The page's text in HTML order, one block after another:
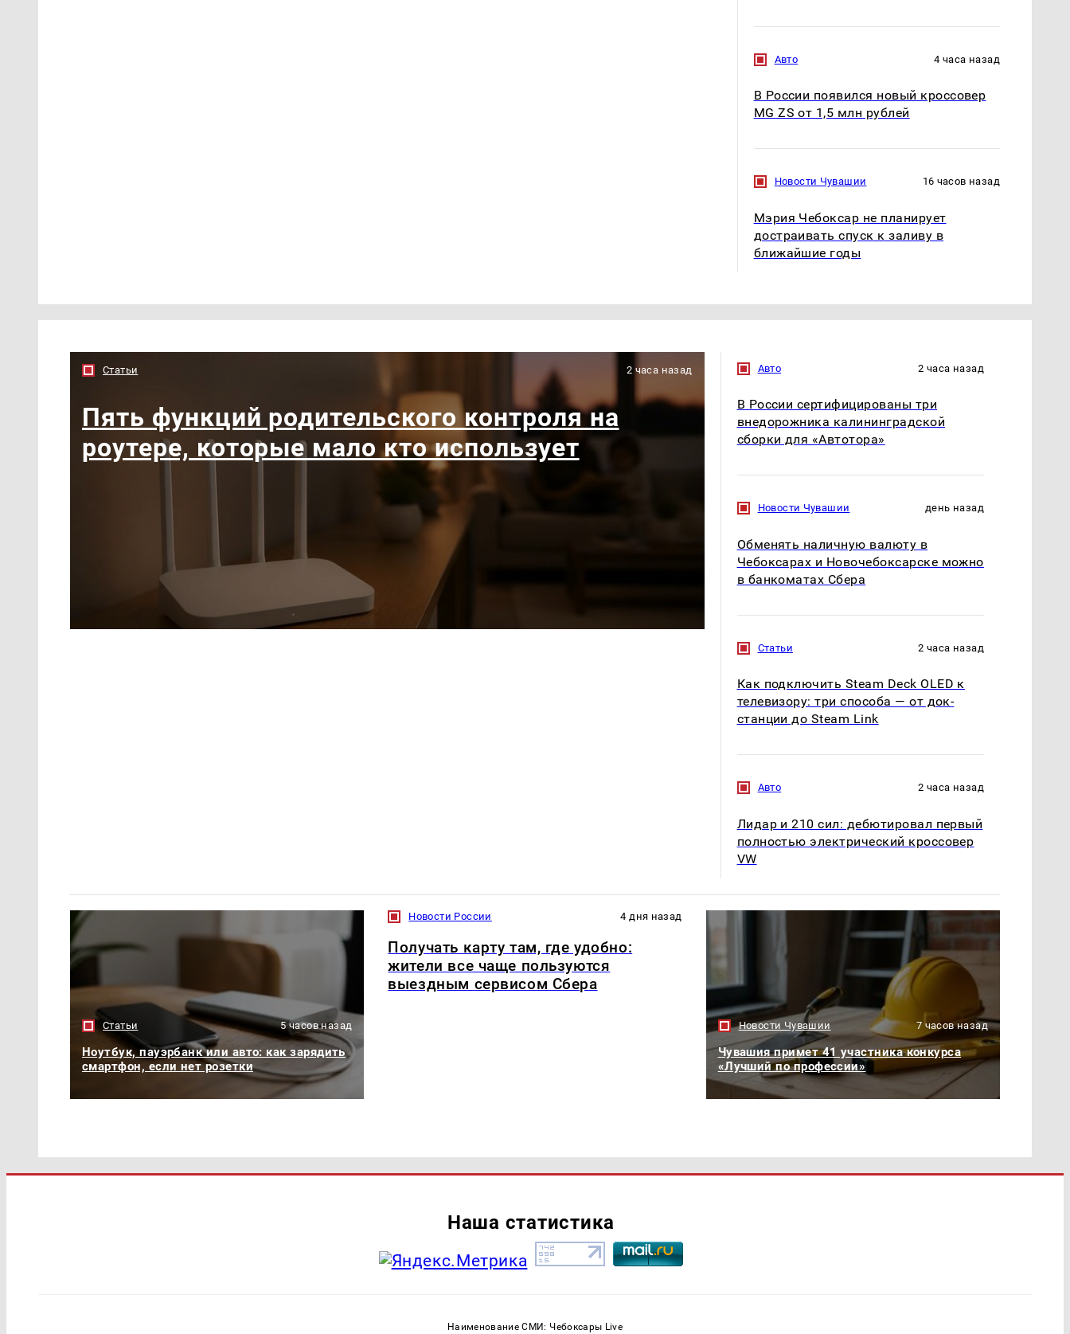
Авто 4 часа назад
В России появился новый кроссовер
MG ZS от 1,5 млн рублей
Новости Чувашии 16 часов назад
Мэрия Чебоксар не планирует
достраивать спуск к заливу в
ближайшие годы
Статьи 2 часа назад
Пять функций родительского контроля на
роутере, которые мало кто использует
Авто 2 часа назад
В России сертифицированы три
внедорожника калининградской
сборки для «Автотора»
Новости Чувашии день назад
Обменять наличную валюту в
Чебоксарах и Новочебоксарске можно
в банкоматах Сбера
Статьи 2 часа назад
Как подключить Steam Deck OLED к
телевизору: три способа — от док-
станции до Steam Link
Авто 2 часа назад
Лидар и 210 сил: дебютировал первый
полностью электрический кроссовер
VW
Статьи 5 часов назад
Ноутбук, пауэрбанк или авто: как зарядить
смартфон, если нет розетки
Новости России 4 дня назад
Получать карту там, где удобно:
жители все чаще пользуются
выездным сервисом Сбера
Новости Чувашии 7 часов назад
Чувашия примет 41 участника конкурса
«Лучший по профессии»
Наша статистика
Наименование СМИ: Чебоксары Live